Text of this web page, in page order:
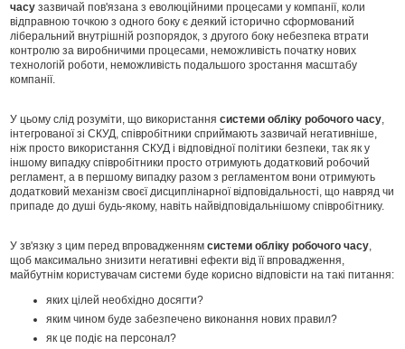
часу зазвичай пов'язана з еволюційними процесами у компанії, коли
відправною точкою з одного боку є деякий історично сформований
ліберальний внутрішній розпорядок, з другого боку небезпека втрати
контролю за виробничими процесами, неможливість початку нових
технологій роботи, неможливість подальшого зростання масштабу
компанії.
У цьому слід розуміти, що використання системи обліку робочого часу,
інтегрованої зі СКУД, співробітники сприймають зазвичай негативніше,
ніж просто використання СКУД і відповідної політики безпеки, так як у
іншому випадку співробітники просто отримують додатковий робочий
регламент, а в першому випадку разом з регламентом вони отримують
додатковий механізм своєї дисциплінарної відповідальності, що навряд чи
припаде до душі будь-якому, навіть найвідповідальнішому співробітнику.
У зв'язку з цим перед впровадженням системи обліку робочого часу,
щоб максимально знизити негативні ефекти від її впровадження,
майбутнім користувачам системи буде корисно відповісти на такі питання:
яких цілей необхідно досягти?
яким чином буде забезпечено виконання нових правил?
як це подіє на персонал?